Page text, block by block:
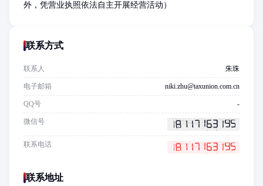
外，凭营业执照依法自主开展经营活动）
联系方式
联系人 朱珠
电子邮箱 niki.zhu@taxunion.com.cn
QQ号 -
微信号
联系电话
联系地址